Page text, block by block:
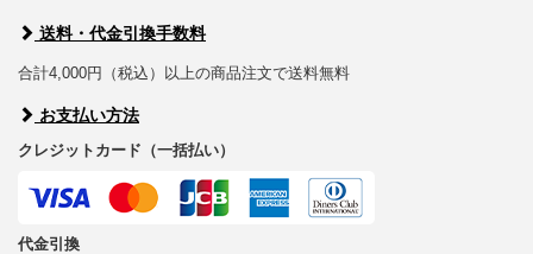
送料・代金引換手数料
合計4,000円（税込）以上の商品注文で送料無料
お支払い方法
クレジットカード（一括払い）
代金引換